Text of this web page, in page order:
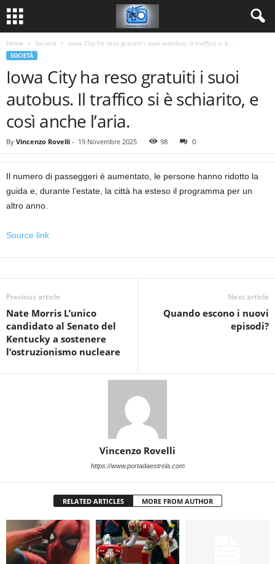
Home Società Iowa City ha reso gratuiti i suoi autobus. Il traffico si è...
SOCIETÀ
Iowa City ha reso gratuiti i suoi
autobus. Il traffico si è schiarito, e
così anche l’aria.
By Vincenzo Rovelli - 19 Novembre 2025 98 0
Il numero di passeggeri è aumentato, le persone hanno ridotto la
guida e, durante l’estate, la città ha esteso il programma per un
altro anno.
Source link
Previous article
Nate Morris L’unico
candidato al Senato del
Kentucky a sostenere
l’ostruzionismo nucleare
Next article
Quando escono i nuovi
episodi?
Vincenzo Rovelli
https://www.portadaestrela.com
RELATED ARTICLES MORE FROM AUTHOR